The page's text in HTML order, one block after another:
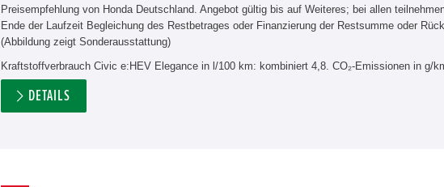
Preisempfehlung von Honda Deutschland. Angebot gültig bis auf Weiteres; bei allen
Ende der Laufzeit Begleichung des Restbetrages oder Finanzierung der Restsumme oder
(Abbildung zeigt Sonderausstattung)
Kraftstoffverbrauch Civic e:HEV Elegance in l/100 km: kombiniert 4,8. CO₂-Emissionen in g/
DETAILS